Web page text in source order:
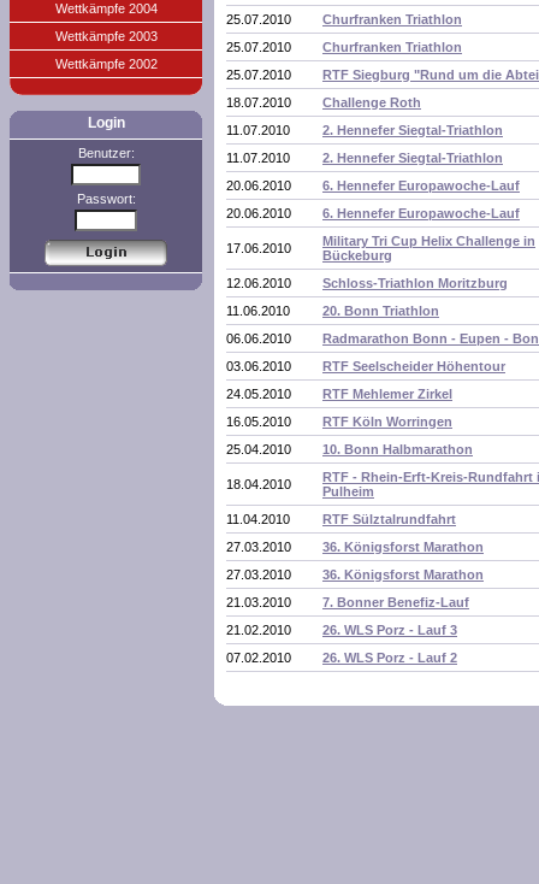
Wettkämpfe 2004
Wettkämpfe 2003
Wettkämpfe 2002
Login
Benutzer:
Passwort:
25.07.2010
Churfranken Triathlon
25.07.2010
Churfranken Triathlon
25.07.2010
RTF Siegburg "Rund um die
18.07.2010
Challenge Roth
11.07.2010
2. Hennefer Siegtal-Triathlon
11.07.2010
2. Hennefer Siegtal-Triathlon
20.06.2010
6. Hennefer Europawoche-Lauf
20.06.2010
6. Hennefer Europawoche-Lauf
17.06.2010
Military Tri Cup Helix Challenge in
Bückeburg
12.06.2010
Schloss-Triathlon Moritzburg
11.06.2010
20. Bonn Triathlon
06.06.2010
Radmarathon Bonn - Eupen -
03.06.2010
RTF Seelscheider Höhentour
24.05.2010
RTF Mehlemer Zirkel
16.05.2010
RTF Köln Worringen
25.04.2010
10. Bonn Halbmarathon
18.04.2010
RTF - Rhein-Erft-Kreis-Rundfahrt
Pulheim
11.04.2010
RTF Sülztalrundfahrt
27.03.2010
36. Königsforst Marathon
27.03.2010
36. Königsforst Marathon
21.03.2010
7. Bonner Benefiz-Lauf
21.02.2010
26. WLS Porz - Lauf 3
07.02.2010
26. WLS Porz - Lauf 2